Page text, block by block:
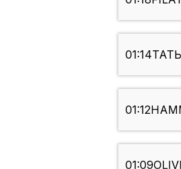
01:14
01:12
01:09